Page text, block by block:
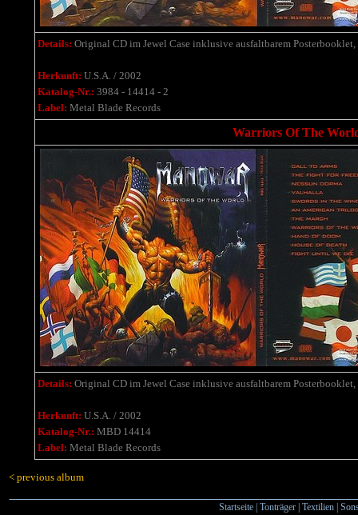
Details: Original CD im Jewel Case inklusive ausfaltbarem Posterbooklet,
Herkunft: U.S.A. / 2002
Katalog-Nr.: 3984 - 14414 - 2
Label: Metal Blade Records
Warriors Of The
Details: Original CD im Jewel Case inklusive ausfaltbarem
Herkunft: U.S.A. / 2002
Katalog-Nr.: MBD 14414
Label: Metal Blade Records
< previous album
Startseite Tonträger Textilien